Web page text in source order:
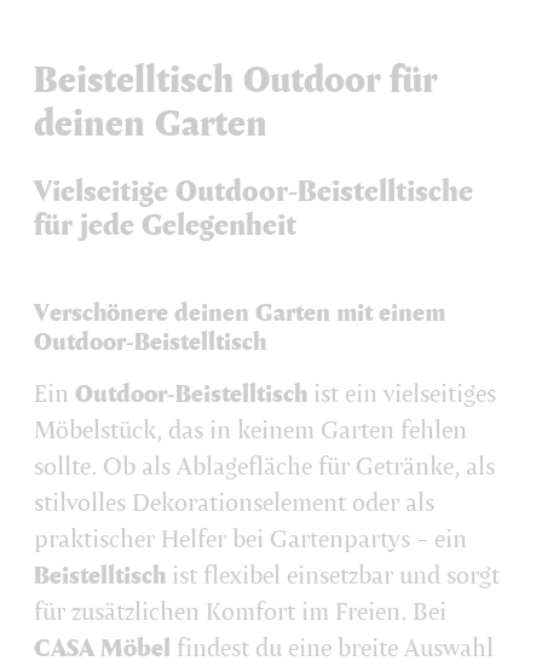
Beistelltisch Outdoor für
deinen Garten
Vielseitige Outdoor-Beistelltische
für jede Gelegenheit
Verschönere deinen Garten mit einem
Outdoor-Beistelltisch
Ein Outdoor-Beistelltisch ist ein vielseitiges
Möbelstück, das in keinem Garten fehlen
sollte. Ob als Ablagefläche für Getränke, als
stilvolles Dekorationselement oder als
praktischer Helfer bei Gartenpartys – ein
Beistelltisch ist flexibel einsetzbar und sorgt
für zusätzlichen Komfort im Freien. Bei
CASA Möbel findest du eine breite Auswahl